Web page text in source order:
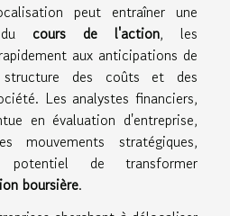
peut entraîner une
cours de l'action, les
aux anticipations de
structure des coûts et des
Les analystes financiers,
en évaluation d'entreprise,
mouvements stratégiques,
de transformer
boursière.